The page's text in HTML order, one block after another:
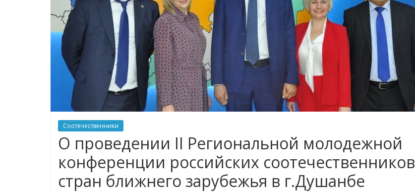
Соотечественники
О проведении II Региональной молодежной
конференции российских соотечественников
стран ближнего зарубежья в г.Душанбе